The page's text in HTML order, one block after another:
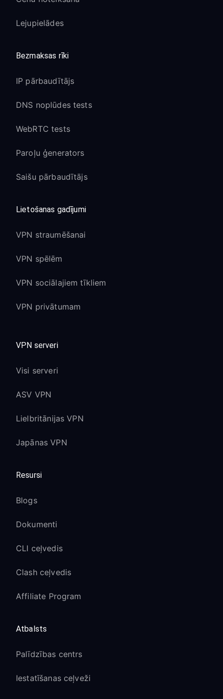
Lejupielādes
Bezmaksas rīki
IP pārbaudītājs
DNS noplūdes tests
WebRTC tests
Paroļu ģenerators
Saišu pārbaudītājs
Lietošanas gadījumi
VPN straumēšanai
VPN spēlēm
VPN sociālajiem tīkliem
VPN privātumam
VPN serveri
Visi serveri
ASV VPN
Lielbritānijas VPN
Japānas VPN
Resursi
Blogs
Dokumenti
CLI ceļvedis
Clash ceļvedis
Affiliate Program
Atbalsts
Palīdzības centrs
Iestatīšanas ceļveži